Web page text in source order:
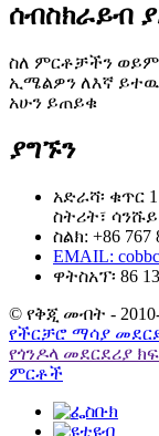
ሰብስክራይብ
ስለ ምርቶቻችን ወይም
ኢሜልዎን ለእኛ
አሁን ይጠይቁ
ያግኙን
አድራሻ፡ ቁጥር
ስትሪት፣
ስልክ: +86 767
EMAIL:
ዋትስአፕ፡ 86
© የቅጂ መብት -
የችርቻሮ ማሳያ
የጎንዶላ መደርደሪያ
ምርቶች